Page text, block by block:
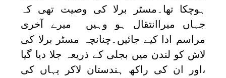
ہوچکا تھا۔مسٹر برلا کی وصیت تھی کہ
جہاں میراانتقال ہو وہیں میرے آخری
مراسم ادا کیے جائیں۔چنانچہ مسٹر برلا کی
لاش کو لندن میں بجلی کے ذریعہ جلا دیا گیا
،اور ان کی راکھ ہندستان لاکر یہاں کی